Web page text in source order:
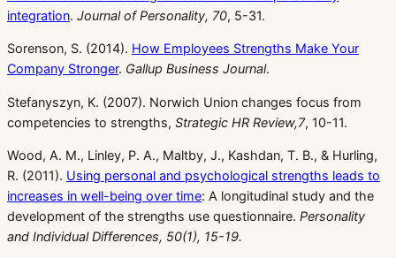
integration. Journal of Personality, 70, 5-31.
Sorenson, S. (2014). How Employees Strengths Make Your
Company Stronger. Gallup Business Journal.
Stefanyszyn, K. (2007). Norwich Union changes focus from
competencies to strengths, Strategic HR Review,7, 10-11.
Wood, A. M., Linley, P. A., Maltby, J., Kashdan, T. B., & Hurling,
R. (2011). Using personal and psychological strengths leads to
increases in well-being over time: A longitudinal study and the
development of the strengths use questionnaire. Personality
and Individual Differences, 50(1), 15-19.